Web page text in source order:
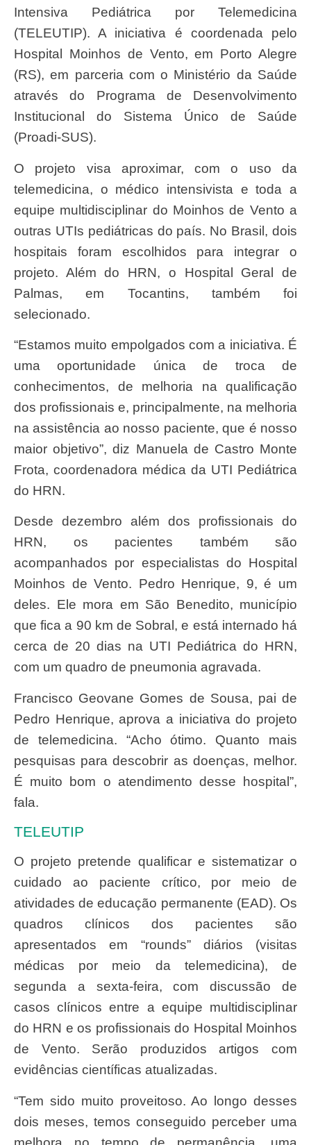
Intensiva Pediátrica por Telemedicina
(TELEUTIP). A iniciativa é coordenada pelo
Hospital Moinhos de Vento, em Porto Alegre
(RS), em parceria com o Ministério da Saúde
através do Programa de Desenvolvimento
Institucional do Sistema Único de Saúde
(Proadi-SUS).
O projeto visa aproximar, com o uso da
telemedicina, o médico intensivista e toda a
equipe multidisciplinar do Moinhos de Vento a
outras UTIs pediátricas do país. No Brasil, dois
hospitais foram escolhidos para integrar o
projeto. Além do HRN, o Hospital Geral de
Palmas, em Tocantins, também foi
selecionado.
“Estamos muito empolgados com a iniciativa. É
uma oportunidade única de troca de
conhecimentos, de melhoria na qualificação
dos profissionais e, principalmente, na melhoria
na assistência ao nosso paciente, que é nosso
maior objetivo”, diz Manuela de Castro Monte
Frota, coordenadora médica da UTI Pediátrica
do HRN.
Desde dezembro além dos profissionais do
HRN, os pacientes também são
acompanhados por especialistas do Hospital
Moinhos de Vento. Pedro Henrique, 9, é um
deles. Ele mora em São Benedito, município
que fica a 90 km de Sobral, e está internado há
cerca de 20 dias na UTI Pediátrica do HRN,
com um quadro de pneumonia agravada.
Francisco Geovane Gomes de Sousa, pai de
Pedro Henrique, aprova a iniciativa do projeto
de telemedicina. “Acho ótimo. Quanto mais
pesquisas para descobrir as doenças, melhor.
É muito bom o atendimento desse hospital”,
fala.
TELEUTIP
O projeto pretende qualificar e sistematizar o
cuidado ao paciente crítico, por meio de
atividades de educação permanente (EAD). Os
quadros clínicos dos pacientes são
apresentados em “rounds” diários (visitas
médicas por meio da telemedicina), de
segunda a sexta-feira, com discussão de
casos clínicos entre a equipe multidisciplinar
do HRN e os profissionais do Hospital Moinhos
de Vento. Serão produzidos artigos com
evidências científicas atualizadas.
“Tem sido muito proveitoso. Ao longo desses
dois meses, temos conseguido perceber uma